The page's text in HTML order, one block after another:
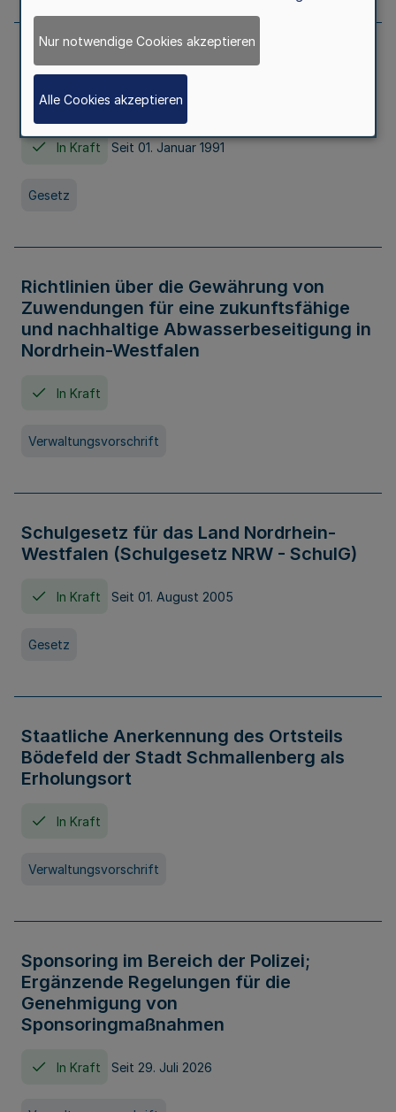
Erstes Gesetz zur Ausführung des
Kinder- und Jugendhilfegesetzes - AG -
KJHG -
In Kraft Seit 01. Januar 1991
Gesetz
Richtlinien über die Gewährung von
Zuwendungen für eine zukunftsfähige
und nachhaltige Abwasserbeseitigung in
Nordrhein-Westfalen
In Kraft
Verwaltungsvorschrift
Schulgesetz für das Land Nordrhein-
Westfalen (Schulgesetz NRW - SchulG)
In Kraft Seit 01. August 2005
Gesetz
Staatliche Anerkennung des Ortsteils
Bödefeld der Stadt Schmallenberg als
Erholungsort
In Kraft
Verwaltungsvorschrift
Sponsoring im Bereich der Polizei;
Ergänzende Regelungen für die
Genehmigung von
Sponsoringmaßnahmen
In Kraft Seit 29. Juli 2026
Nur notwendige Cookies akzeptieren
Alle Cookies akzeptieren